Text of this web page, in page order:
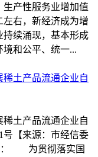
产性服务业增加值
左右，新经济成为增
持续涌现，基本形成
和公平、统一...
稀土产品流通企业自
稀土产品流通企业自
号【来源：市经信委
： 为贯彻落实国